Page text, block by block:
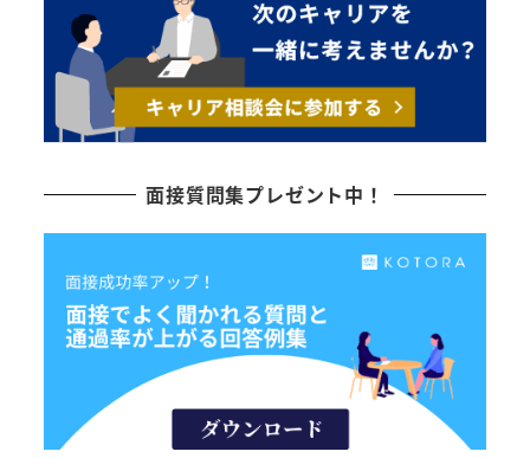
面接質問集プレゼント中！